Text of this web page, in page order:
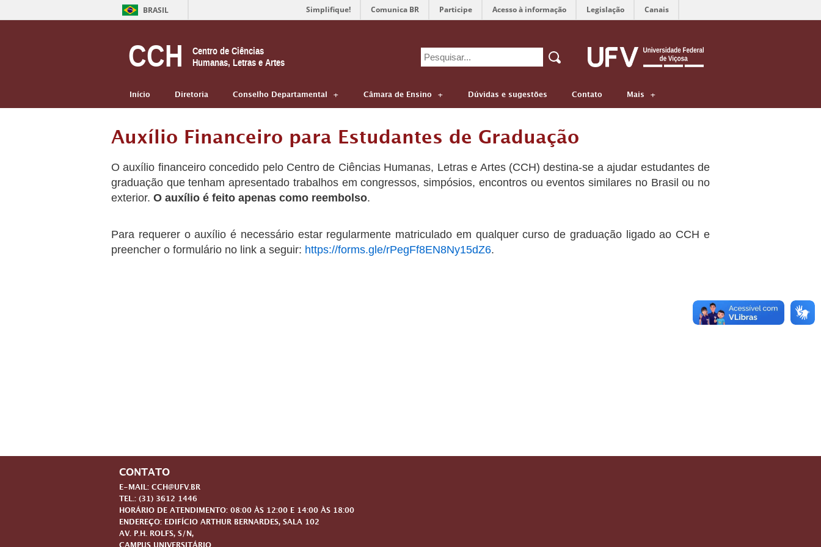
BRASIL Simplifique! Comunica BR Participe Acesso à informação Legislação Canais
CCH
Centro de Ciências
Humanas, Letras e Artes
Search
for:
Início Diretoria Conselho Departamental Câmara de Ensino Dúvidas e sugestões Contato Mais
Auxílio Financeiro para Estudantes de Graduação
O auxílio financeiro concedido pelo Centro de Ciências Humanas, Letras e Artes (CCH) destina-se a ajudar estudantes de
graduação que tenham apresentado trabalhos em congressos, simpósios, encontros ou eventos similares no Brasil ou no
exterior. O auxílio é feito apenas como reembolso.
Para requerer o auxílio é necessário estar regularmente matriculado em qualquer curso de graduação ligado ao CCH e
preencher o formulário no link a seguir: https://forms.gle/rPegFf8EN8Ny15dZ6.
CONTATO
E-MAIL: CCH@UFV.BR
TEL.: (31) 3612 1446
HORÁRIO DE ATENDIMENTO: 08:00 ÀS 12:00 E 14:00 ÀS 18:00
ENDEREÇO: EDIFÍCIO ARTHUR BERNARDES, SALA 102
AV. P.H. ROLFS, S/N,